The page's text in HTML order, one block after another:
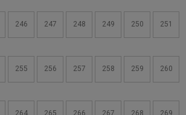
246 247 248 249 250 251
255 256 257 258 259 260
264 265 266 267 268 269